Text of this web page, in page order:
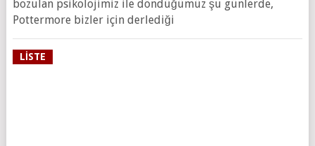
bozulan psikolojimiz ile döndüğümüz şu günlerde,
Pottermore bizler için derlediği
LISTE